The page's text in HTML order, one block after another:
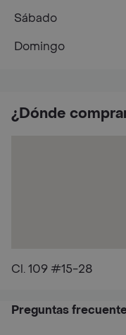
¿Dónde
Cl. 109 #15-28
Sábado
Domingo
Preguntas